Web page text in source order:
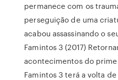
permanece com os
perseguição de uma
acabou assassinando o
Famintos 3 (2017)
acontecimentos do
Famintos 3 terá a volta